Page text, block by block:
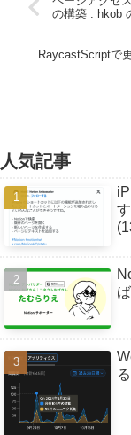
の構築 : hkob
RaycastScriptで
人気記事